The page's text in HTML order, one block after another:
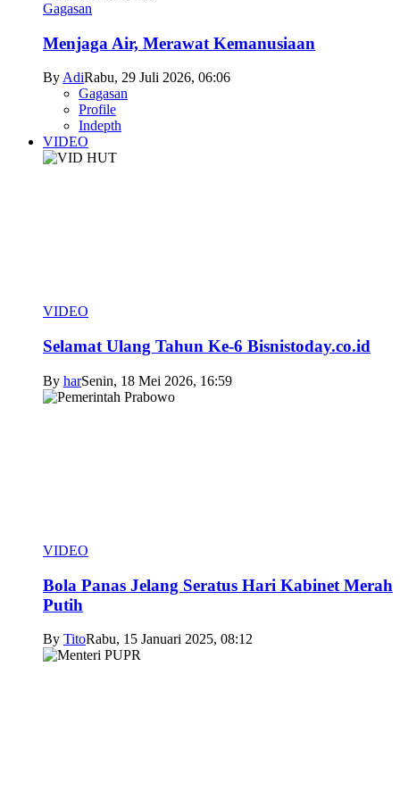
Gagasan
Menjaga Air, Merawat Kemanusiaan
ByAdiRabu, 29 Juli 2026, 06:06
Gagasan
Profile
Indepth
VIDEO
VIDEO
Selamat Ulang Tahun Ke-6 Bisnistoday.co.id
By harSenin, 18 Mei 2026, 16:59
VIDEO
Bola Panas Jelang Seratus Hari Kabinet Merah
Putih
By TitoRabu, 15 Januari 2025, 08:12